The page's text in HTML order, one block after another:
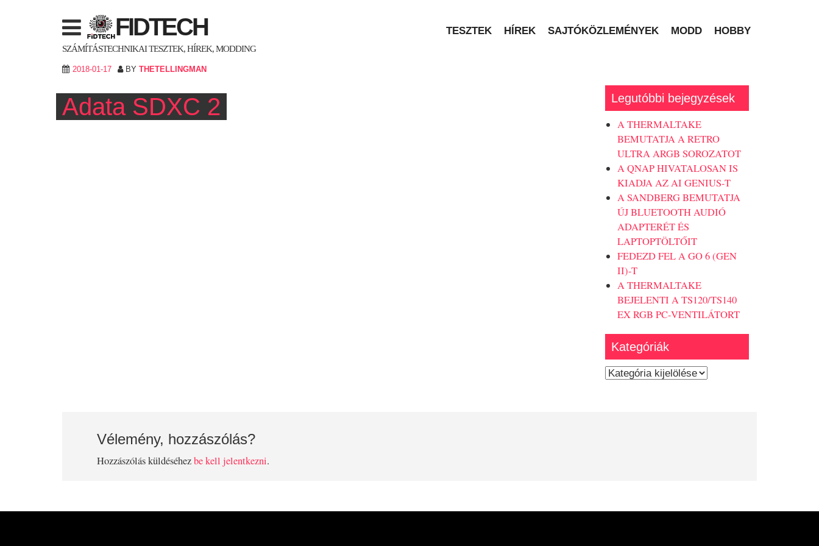
FIDTECH
SZÁMÍTÁSTECHNIKAI TESZTEK, HÍREK, MODDING
TESZTEK HÍREK SAJTÓKÖZLEMÉNYEK MODD HOBBY
2018-01-17 BY THETELLINGMAN
Adata SDXC 2
Legutóbbi bejegyzések
A THERMALTAKE
BEMUTATJA A RETRO
ULTRA ARGB SOROZATOT
A QNAP HIVATALOSAN IS
KIADJA AZ AI GENIUS-T
A SANDBERG BEMUTATJA
ÚJ BLUETOOTH AUDIÓ
ADAPTERÉT ÉS
LAPTOPTÖLTŐIT
FEDEZD FEL A GO 6 (GEN
II)-T
A THERMALTAKE
BEJELENTI A TS120/TS140
EX RGB PC-VENTILÁTORT
Kategóriák
Kategóriák
Vélemény, hozzászólás?
Hozzászólás küldéséhezbe kell jelentkezni.